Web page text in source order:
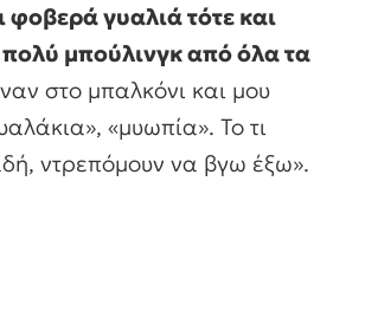
γυαλιά τότε και
μπούλινγκ από όλα τα
στο μπαλκόνι και μου
«μυωπία». Το τι
ντρεπόμουν να βγω έξω».